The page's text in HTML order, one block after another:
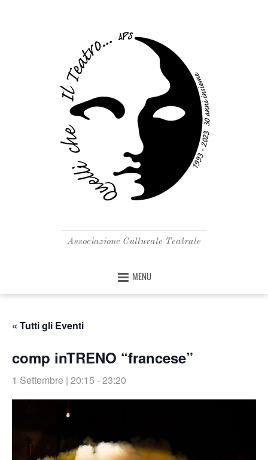
Associazione Culturale Teatrale
MENU
« Tutti gli Eventi
comp inTRENO “francese”
1 Settembre | 20:15 -23:20